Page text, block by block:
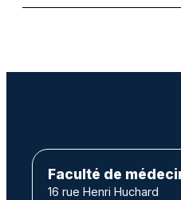
Faculté de
16 rue Henri Huchard